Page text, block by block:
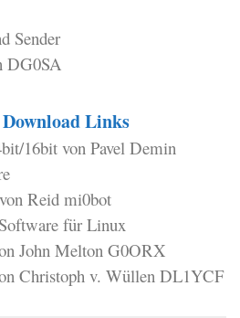
Sender
DG0SA
Links
16bit von Pavel Demin
Reid mi0bot
für Linux
John Melton G0ORX
Christoph v. Wüllen DL1YCF